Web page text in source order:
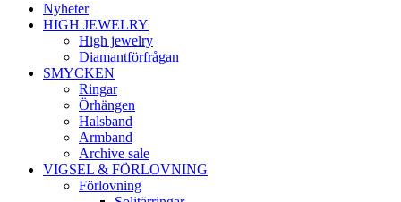
Nyheter
HIGH JEWELRY
High jewelry
Diamantförfrågan
SMYCKEN
Ringar
Örhängen
Halsband
Armband
Archive sale
VIGSEL & FÖRLOVNING
Förlovning